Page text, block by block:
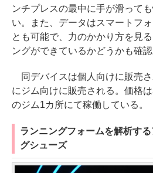
ンチプレスの最中に手が滑って
い。また、データはスマートフ
とも可能で、力のかかり方を見
ングができているかどうかも確認
同デバイスは個人向けに販売
にジム向けに販売される。価格
のジム1カ所にて稼働している。
ランニングフォームを解析す
グシューズ